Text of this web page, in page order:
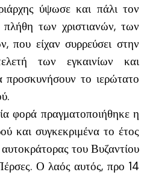
ύψωσε και πάλι τον
των χριστιανών, των
που είχαν συρρεύσει στην
των εγκαινίων και
το ιερώτατο
φορά πραγματοποιήθηκε η
και συγκεκριμένα το έτος
του Βυζαντίου
Ο λαός αυτός, προ 14